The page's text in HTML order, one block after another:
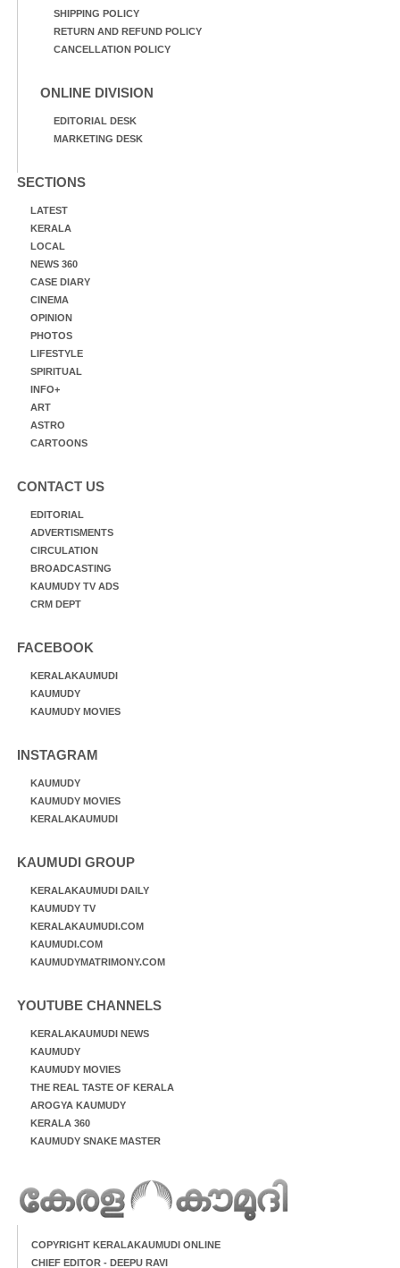
SHIPPING POLICY
RETURN AND REFUND POLICY
CANCELLATION POLICY
ONLINE DIVISION
EDITORIAL DESK
MARKETING DESK
SECTIONS
LATEST
KERALA
LOCAL
NEWS 360
CASE DIARY
CINEMA
OPINION
PHOTOS
LIFESTYLE
SPIRITUAL
INFO+
ART
ASTRO
CARTOONS
CONTACT US
EDITORIAL
ADVERTISMENTS
CIRCULATION
BROADCASTING
KAUMUDY TV ADS
CRM DEPT
FACEBOOK
KERALAKAUMUDI
KAUMUDY
KAUMUDY MOVIES
INSTAGRAM
KAUMUDY
KAUMUDY MOVIES
KERALAKAUMUDI
KAUMUDI GROUP
KERALAKAUMUDI DAILY
KAUMUDY TV
KERALAKAUMUDI.COM
KAUMUDI.COM
KAUMUDYMATRIMONY.COM
YOUTUBE CHANNELS
KERALAKAUMUDI NEWS
KAUMUDY
KAUMUDY MOVIES
THE REAL TASTE OF KERALA
AROGYA KAUMUDY
KERALA 360
KAUMUDY SNAKE MASTER
COPYRIGHT KERALAKAUMUDI ONLINE
CHIEF EDITOR - DEEPU RAVI